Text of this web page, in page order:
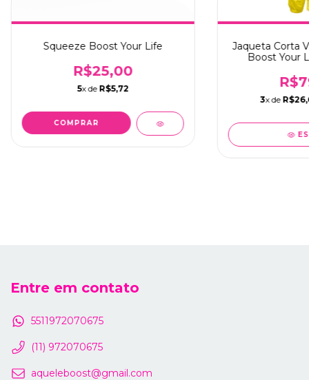
Squeeze Boost Your Life
R$25,00
5x de R$5,72
COMPRAR
Jaqueta Corta
Boost Your
3x de
Entre em contato
5511972070675
(11) 972070675
aqueleboost@gmail.com